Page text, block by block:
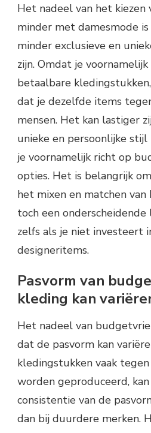
Het nadeel van het kiezen
minder met damesmode
minder exclusieve en
zijn. Omdat je
betaalbare
dat je dezelfde items
mensen. Het kan lastiger
unieke en persoonlijke
je voornamelijk richt op
opties. Het is belangrijk
het mixen en matchen
toch een
zelfs als je niet investeert
designeritems.
Pasvorm van
kleding kan
Het nadeel van
dat de pasvorm kan
kledingstukken vaak
worden geproduceerd,
consistentie van de
dan bij duurdere merken.